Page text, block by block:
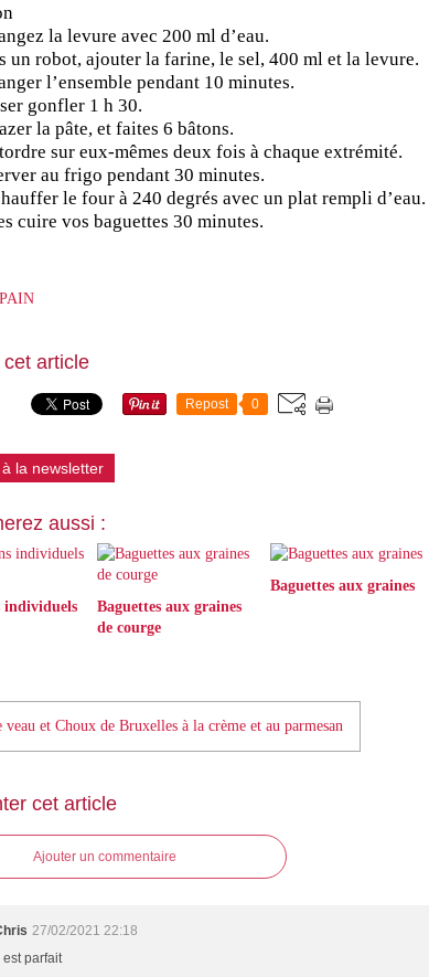
la levure avec 200 ml d’eau.
un robot, ajouter la farine, le sel, 400 ml et la levure.
l’ensemble pendant 10 minutes.
gonfler 1 h 30.
la pâte, et faites 6 bâtons.
sur eux-mêmes deux fois à chaque extrémité.
au frigo pendant 30 minutes.
le four à 240 degrés avec un plat rempli d’eau.
cuire vos baguettes 30 minutes.
PAIN
article
Repost 0
la newsletter
aussi :
individuels
Baguettes aux graines
de courge
Baguettes aux graines
veau et Choux de Bruxelles à la crème et au parmesan
cet article
Ajouter un commentaire
27/02/2021 22:18
Il est parfait